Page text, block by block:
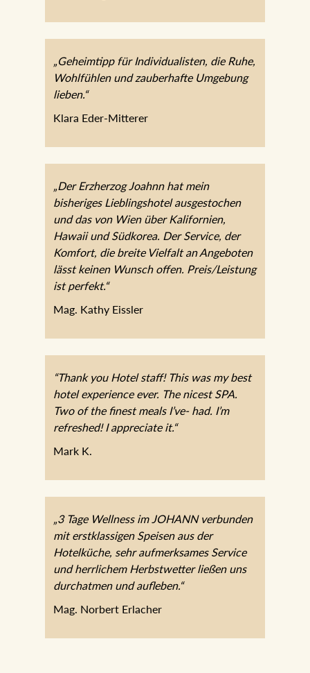
„Geheimtipp für Individualisten, die Ruhe,
Wohlfühlen und zauberhafte Umgebung
lieben.“
Klara Eder-Mitterer
„Der Erzherzog Joahnn hat mein
bisheriges Lieblingshotel ausgestochen
und das von Wien über Kalifornien,
Hawaii und Südkorea. Der Service, der
Komfort, die breite Vielfalt an Angeboten
lässt keinen Wunsch offen. Preis/Leistung
ist perfekt.“
Mag. Kathy Eissler
“Thank you Hotel staff! This was my best
hotel experience ever. The nicest SPA.
Two of the finest meals I’ve- had. I’m
refreshed! I appreciate it.“
Mark K.
„3 Tage Wellness im JOHANN verbunden
mit erstklassigen Speisen aus der
Hotelküche, sehr aufmerksames Service
und herrlichem Herbstwetter ließen uns
durchatmen und aufleben.“
Mag. Norbert Erlacher